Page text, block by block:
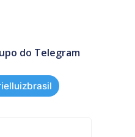
do Telegram